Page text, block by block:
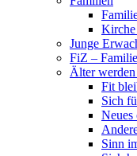
Junge
FiZ –
Älter
Fit
Sich
Neues
Sinn